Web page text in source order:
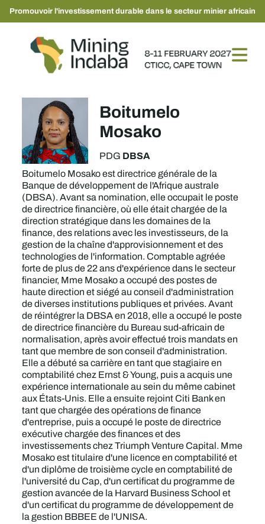
Promouvoir l'investissement durable dans le secteur minier africain
Boitumelo
Mosako
PDG DBSA
Boitumelo Mosako est directrice générale de la
Banque de développement de l'Afrique australe
(DBSA). Avant sa nomination, elle occupait le poste
de directrice financière, où elle était chargée de la
direction stratégique dans les domaines de la
finance, des relations avec les investisseurs, de la
gestion de la chaîne d'approvisionnement et des
technologies de l'information. Comptable agréée
forte de plus de 22 ans d'expérience dans le secteur
financier, Mme Mosako a occupé des postes de
haute direction et siégé au conseil d'administration
de diverses institutions publiques et privées. Avant
de réintégrer la DBSA en 2018, elle a occupé le poste
de directrice financière du Bureau sud-africain de
normalisation, après avoir effectué trois mandats en
tant que membre de son conseil d'administration.
Elle a débuté sa carrière en tant que stagiaire en
comptabilité chez Ernst & Young, puis a acquis une
expérience internationale au sein du même cabinet
aux États-Unis. Elle a ensuite rejoint Citi Bank en
tant que chargée des opérations de finance
d'entreprise, puis a occupé le poste de directrice
exécutive chargée des finances et des
investissements chez Triumph Venture Capital. Mme
Mosako est titulaire d'une licence en comptabilité et
d'un diplôme de troisième cycle en comptabilité de
l'université du Cap, d'un certificat du programme de
gestion avancée de la Harvard Business School et
d'un certificat du programme de développement de
la gestion BBBEE de l'UNISA.